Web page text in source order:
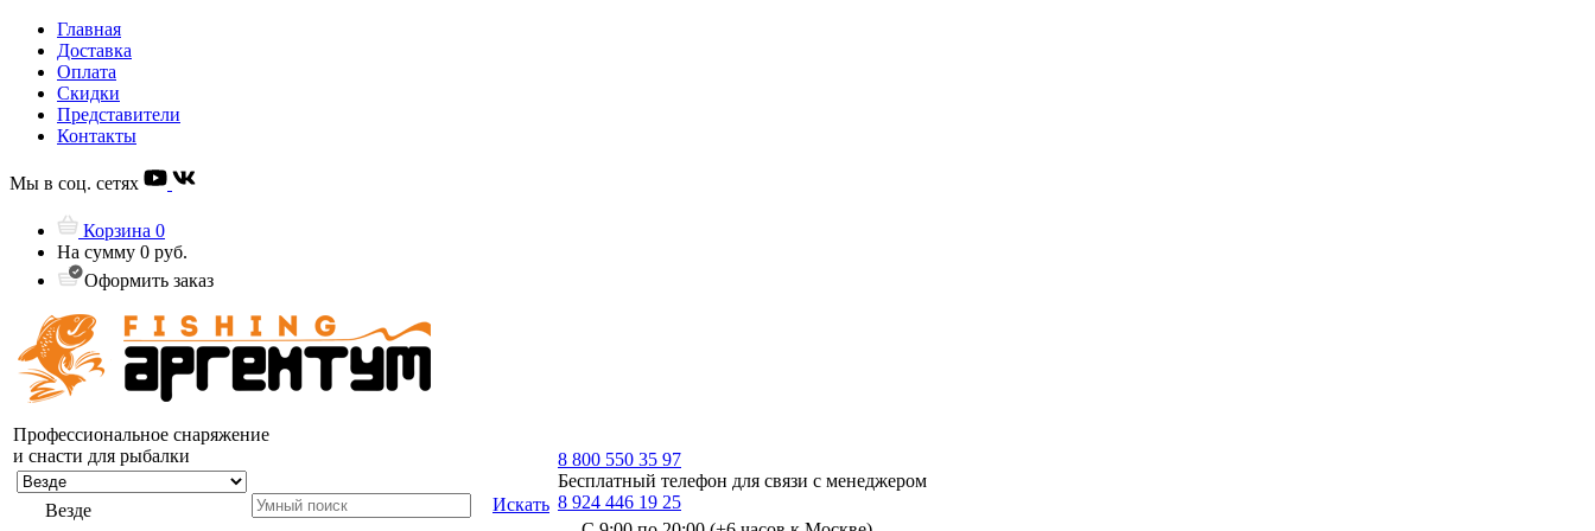
Главная
Доставка
Оплата
Скидки
Представители
Контакты
Мы в соц. сетях
Корзина 0
На сумму 0 руб.
Оформить заказ
Профессиональное снаряжение
и снасти для рыбалки
Везде Искать
8 800 550 35 97
Бесплатный телефон для связи с менеджером
8 924 446 19 25